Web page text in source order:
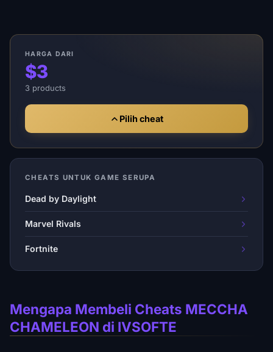
HARGA DARI
$3
3 products
Pilih cheat
CHEATS UNTUK GAME SERUPA
Dead by Daylight
Marvel Rivals
Fortnite
Mengapa Membeli Cheats MECCHA
CHAMELEON di IVSOFTE